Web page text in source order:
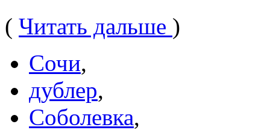
( Читать дальше )
Сочи,
дублер,
Соболевка,